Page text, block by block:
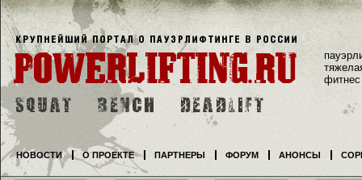
фитнес
НОВОСТИ О ПРОЕКТЕ ПАРТНЕРЫ ФОРУМ АНОНСЫ